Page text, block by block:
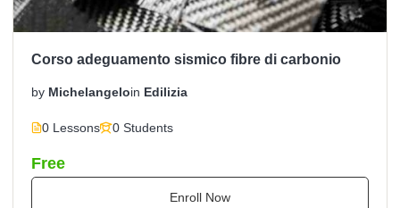
Corso adeguamento sismico fibre di carbonio
by Michelangeloin Edilizia
0 Lessons 0 Students
Free
Enroll Now